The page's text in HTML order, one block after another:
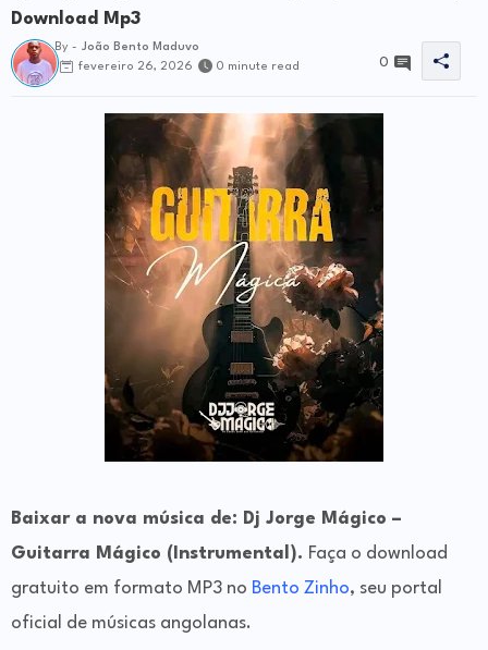
Download Mp3
By - João Bento Maduvo
fevereiro 26, 2026
0 minute read 0
Baixar a nova música de: Dj Jorge Mágico –
Guitarra Mágico (Instrumental). Faça o download
gratuito em formato MP3 no Bento Zinho, seu portal
oficial de músicas angolanas.